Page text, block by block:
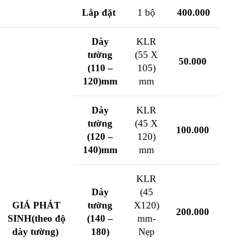
Lắp đặt 1 bộ 400.000
GIÁ PHÁT
SINH(theo độ
dày tường)
Dày
tường
(110 –
120)mm
KLR
(55 X
105)
mm
50.000
Dày
tường
(120 –
140)mm
KLR
(45 X
120)
mm
100.000
Dày
tường
(140 –
180)
KLR
(45
X120)
mm-
Nẹp
200.000